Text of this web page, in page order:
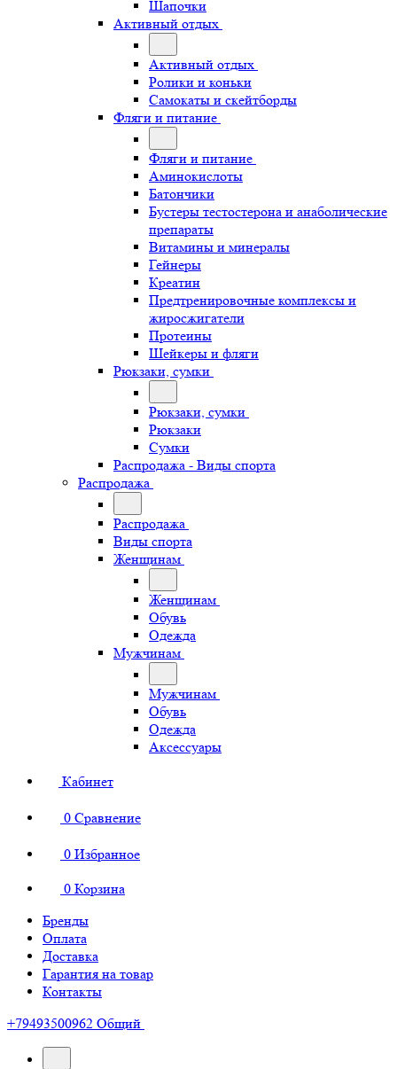
Шапочки
Активный отдых
Активный отдых
Ролики и коньки
Самокаты и скейтборды
Фляги и питание
Фляги и питание
Аминокислоты
Батончики
Бустеры тестостерона и анаболические
препараты
Витамины и минералы
Гейнеры
Креатин
Предтренировочные комплексы и
жиросжигатели
Протеины
Шейкеры и фляги
Рюкзаки, сумки
Рюкзаки, сумки
Рюкзаки
Сумки
Распродажа - Виды спорта
Распродажа
Распродажа
Виды спорта
Женщинам
Женщинам
Обувь
Одежда
Мужчинам
Мужчинам
Обувь
Одежда
Аксессуары
Кабинет
0 Сравнение
0 Избранное
0 Корзина
Бренды
Оплата
Доставка
Гарантия на товар
Контакты
+79493500962 Общий